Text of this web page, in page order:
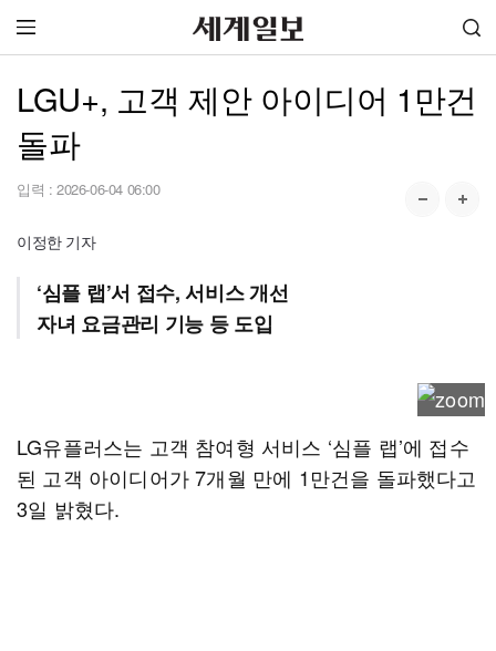
LGU+, 고객 제안 아이디어 1만건
돌파
입력 : 2026-06-04 06:00
이정한 기자
‘심플 랩’서 접수, 서비스 개선
자녀 요금관리 기능 등 도입
LG유플러스는 고객 참여형 서비스 ‘심플 랩’에 접수
된 고객 아이디어가 7개월 만에 1만건을 돌파했다고
3일 밝혔다.